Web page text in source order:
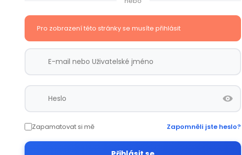
Pro zobrazení této stránky se musíte přihlásit
Zapamatovat si mě Zapomněli jste heslo?